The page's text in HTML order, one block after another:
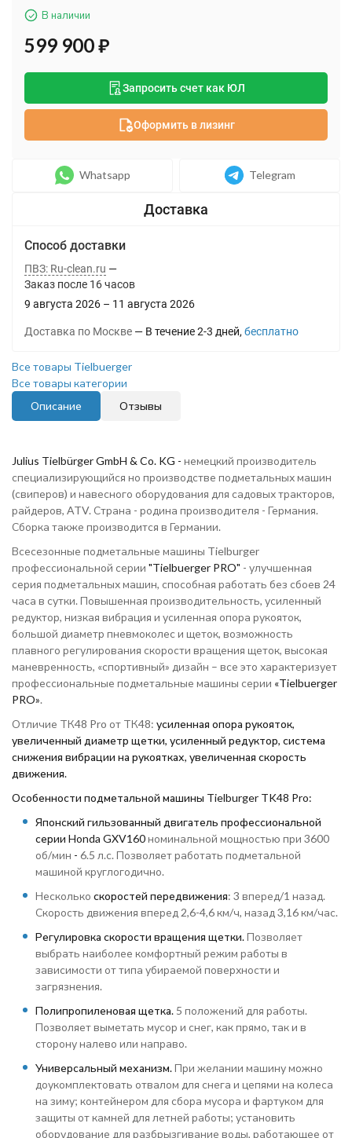
В наличии
599 900₽
Запросить счет как ЮЛ
Оформить в лизинг
Whatsapp Telegram
Способ доставки
ПВЗ: Ru-clean.ru
Заказ после 16часов
9 августа 2026 – 11 августа 2026
Доставка по Москве В течение2-3 дней Бесплатно
Все товары Tielbuerger
Все товары категории
Описание
Отзывы
Julius Tielbürger GmbH & Co. KG - немецкий производитель
специализирующийся но производстве подметальных машин
(свиперов) и навесного оборудования для садовых тракторов,
райдеров, ATV. Страна - родина производителя - Германия.
Сборка также производится в Германии.
Всесезонные подметальные машины Tielburger
профессиональной серии "Tielbuerger PRO" - улучшенная
серия подметальных машин, способная работать без сбоев 24
часа в сутки. Повышенная производительность, усиленный
редуктор, низкая вибрация и усиленная опора рукояток,
большой диаметр пневмоколес и щеток, возможность
плавного регулирования скорости вращения щеток, высокая
маневренность, «спортивный» дизайн – все это характеризует
профессиональные подметальные машины серии «Tielbuerger
PRO».
Отличие ТК48 Pro от ТК48: усиленная опора рукояток,
увеличенный диаметр щетки, усиленный редуктор, система
снижения вибрации на рукоятках, увеличенная скорость
движения.
Особенности подметальной машины Tielburger TK48 Pro:
Японский гильзованный двигатель профессиональной
серии Honda GXV160номинальной мощностью при 3600
об/мин - 6.5 л.с. Позволяет работать подметальной
машиной круглогодично.
Несколько скоростей передвижения: 3 вперед/1 назад.
Скорость движения вперед 2,6-4,6 км/ч, назад 3,16 км/час.
Регулировка скорости вращения щетки.Позволяет
выбрать наиболее комфортный режим работы в
зависимости от типа убираемой поверхности и
загрязнения.
Полипропиленовая щетка. 5 положений для работы.
Позволяет выметать мусор и снег, как прямо, так и в
сторону налево или направо.
Универсальный механизм.При желании машину можно
доукомплектовать отвалом для снега и цепями на колеса
на зиму; контейнером для сбора мусора и фартуком для
защиты от камней для летней работы; установить
оборудование для разбрызгивание воды, работающее от